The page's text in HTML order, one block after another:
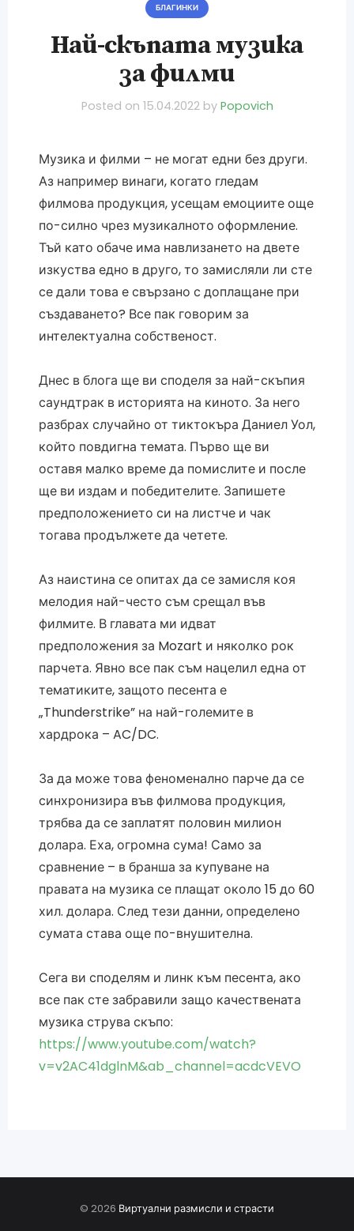
БЛАГИНКИ
Най-скъпата музика
за филми
Posted on 15.04.2022 by Popovich
Музика и филми – не могат едни без други.
Аз например винаги, когато гледам
филмова продукция, усещам емоциите още
по-силно чрез музикалното оформление.
Тъй като обаче има навлизането на двете
изкуства едно в друго, то замисляли ли сте
се дали това е свързано с доплащане при
създаването? Все пак говорим за
интелектуална собственост.
Днес в блога ще ви споделя за най-скъпия
саундтрак в историята на киното. За него
разбрах случайно от тиктокъра Даниел Уол,
който повдигна темата. Първо ще ви
оставя малко време да помислите и после
ще ви издам и победителите. Запишете
предположението си на листче и чак
тогава продължете да четете.
Аз наистина се опитах да се замисля коя
мелодия най-често съм срещал във
филмите. В главата ми идват
предположения за Mozart и няколко рок
парчета. Явно все пак съм нацелил една от
тематиките, защото песента е
„Thunderstrike” на най-големите в
хардрока – AC/DC.
За да може това феноменално парче да се
синхронизира във филмова продукция,
трябва да се заплатят половин милион
долара. Еха, огромна сума! Само за
сравнение – в бранша за купуване на
правата на музика се плащат около 15 до 60
хил. долара. След тези данни, определено
сумата става още по-внушителна.
Сега ви споделям и линк към песента, ако
все пак сте забравили защо качествената
музика струва скъпо:
https://www.youtube.com/watch?
v=v2AC41dglnM&ab_channel=acdcVEVO
© 2026 Виртуални размисли и страсти